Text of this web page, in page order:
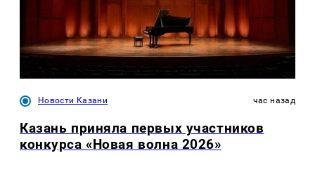
Новости Казани час назад
Казань приняла первых участников
конкурса «Новая волна 2026»